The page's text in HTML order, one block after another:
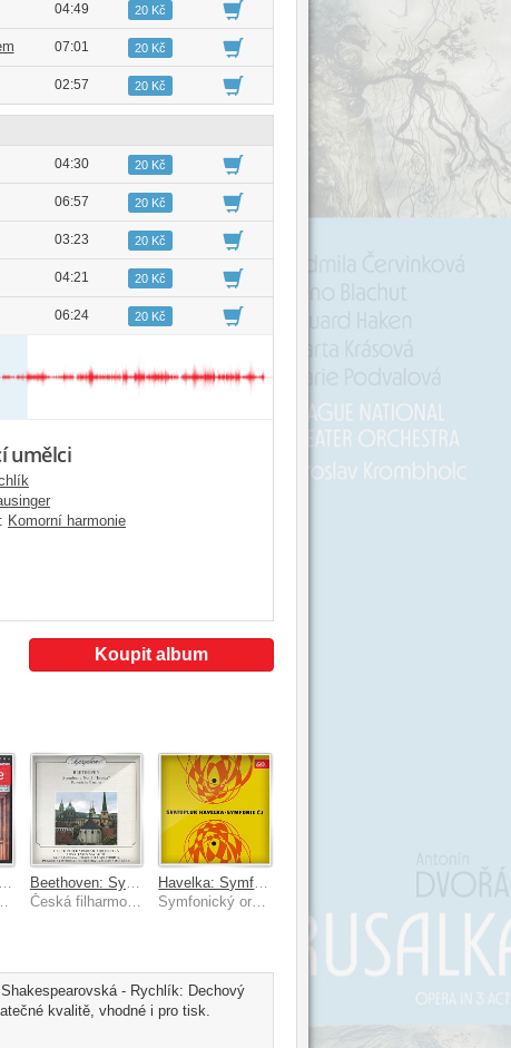
04:49 20 Kč
07:01 20 Kč
02:57 20 Kč
04:30 20 Kč
06:57 20 Kč
03:23 20 Kč
04:21 20 Kč
06:24 20 Kč
umělci
Komorní harmonie
Koupit album
Beethoven: Symfonie č. 3 Es dur, Eroica, Fantazie c moll
Česká filharmonie, Lovro von Matačić, Symfonický orchestr hl.m. Prahy (FOK), Václav Smetáček
- Rychlík: Dechový
kvalitě, vhodné i pro tisk.